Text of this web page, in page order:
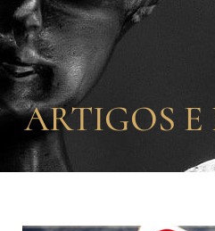
ARTIGOS